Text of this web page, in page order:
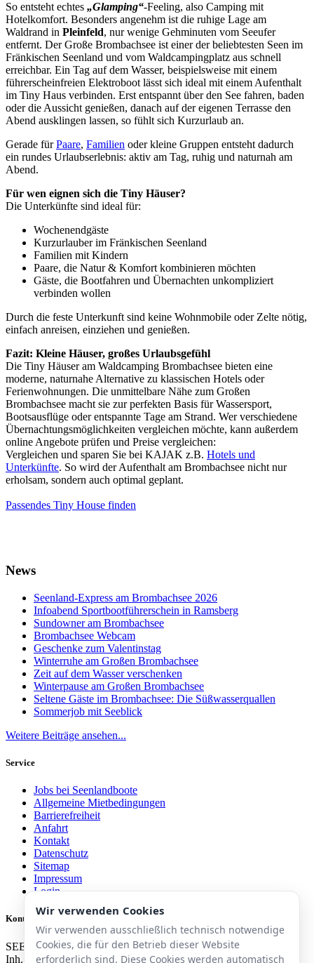
Wir verwenden Cookies
Wir verwenden ausschließlich technisch notwendige
Cookies, die für den Betrieb dieser Website
erforderlich sind. Diese Cookies werden automatisch
So entsteht echtes „Glamping“-Feeling, also Camping mit
Hotelkomfort. Besonders angenehm ist die ruhige Lage am
Waldrand in Pleinfeld, nur wenige Gehminuten vom Seeufer
entfernt. Der Große Brombachsee ist einer der beliebtesten Seen im
Fränkischen Seenland und vom Waldcampingplatz aus schnell
erreichbar. Ein Tag auf dem Wasser, beispielsweise mit einem
führerscheinfreien Elektroboot lässt sich ideal mit einem Aufenthalt
im Tiny Haus verbinden. Erst entspannt über den See fahren, baden
oder die Aussicht genießen, danach auf der eigenen Terrasse den
Abend ausklingen lassen, so fühlt sich Kurzurlaub an.
Gerade fürPaare, Familien oder kleine Gruppen entsteht dadurch
ein rundes Urlaubserlebnis: aktiv am Tag, ruhig und naturnah am
Abend.
Für wen eignen sich die Tiny Häuser?
Die Unterkünfte sind ideal für:
Wochenendgäste
Kurzurlauber im Fränkischen Seenland
Familien mit Kindern
Paare, die Natur & Komfort kombinieren möchten
Gäste, die Bootfahren und Übernachten unkompliziert
verbinden wollen
Durch die feste Unterkunft sind keine Wohnmobile oder Zelte nötig,
einfach anreisen, einziehen und genießen.
Fazit: Kleine Häuser, großes Urlaubsgefühl
Die Tiny Häuser am Waldcamping Brombachsee bieten eine
moderne, naturnahe Alternative zu klassischen Hotels oder
Ferienwohnungen. Die unmittelbare Nähe zum Großen
Brombachsee macht sie zur perfekten Basis für Wassersport,
Bootsausflüge oder entspannte Tage am Strand. Wer verschiedene
Übernachtungsmöglichkeiten vergleichen möchte, kann außerdem
online Angebote prüfen und Preise vergleichen:
Vergleichen und sparen Sie bei KAJAK z.B. Hotels und
Unterkünfte. So wird der Aufenthalt am Brombachsee nicht nur
erholsam, sondern auch optimal geplant.
Passendes Tiny House finden
News
Seenland-Express am Brombachsee 2026
Infoabend Sportbootführerschein in Ramsberg
Sundowner am Brombachsee
Brombachsee Webcam
Geschenke zum Valentinstag
Winterruhe am Großen Brombachsee
Zeit auf dem Wasser verschenken
Winterpause am Großen Brombachsee
Seltene Gäste im Brombachsee: Die Süßwasserquallen
Sommerjob mit Seeblick
Weitere Beiträge ansehen...
Service
Jobs bei Seenlandboote
Allgemeine Mietbedingungen
Barrierefreiheit
Anfahrt
Kontakt
Datenschutz
Sitemap
Impressum
Login
Kontakt
SEENLAND-BOOTE.de
Inh. Erwin Gabler